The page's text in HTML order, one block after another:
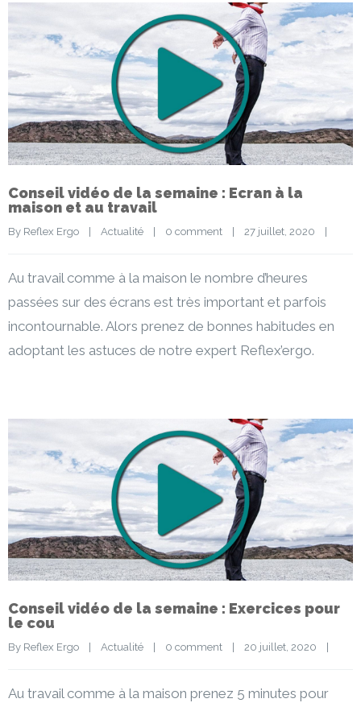
Conseil vidéo de la semaine : Ecran à la
maison et au travail
By Reflex Ergo | Actualité | 0 comment | 27 juillet, 2020 |
Au travail comme à la maison le nombre d’heures
passées sur des écrans est très important et parfois
incontournable. Alors prenez de bonnes habitudes en
adoptant les astuces de notre expert Reflex’ergo.
Conseil vidéo de la semaine : Exercices pour
le cou
By Reflex Ergo Actualité 0 comment 20 juillet, 2020
Au travail comme à la maison prenez 5 minutes pour